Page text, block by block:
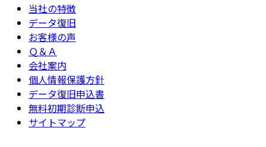
当社の特徴
データ復旧
お客様の声
Ｑ＆Ａ
会社案内
個人情報保護方針
データ復旧申込書
無料初期診断申込
サイトマップ